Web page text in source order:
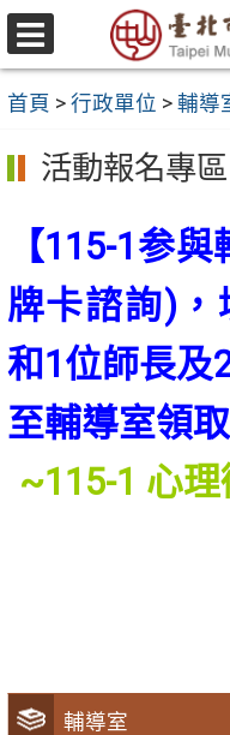
跳
至
要
內
容
選
單
首頁 > 行政單位 > 輔導
輔導室
活動報名專區
【115-1参
牌卡諮詢)，
和1位師長及
至輔導室領
~115-1 心